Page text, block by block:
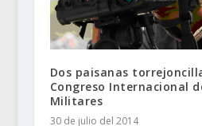
Dos paisanas
Congreso Internacional
Militares
30 de julio del 2014